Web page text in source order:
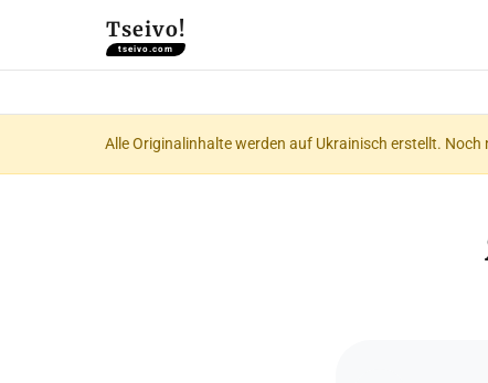
Tseivo!
tseivo.com
Alle Originalinhalte werden auf Ukrainisch erstellt.